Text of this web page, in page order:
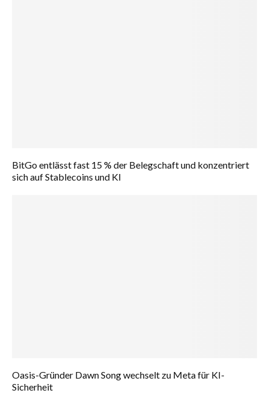
BitGo entlässt fast 15 % der Belegschaft und konzentriert
sich auf Stablecoins und KI
Oasis-Gründer Dawn Song wechselt zu Meta für KI-
Sicherheit